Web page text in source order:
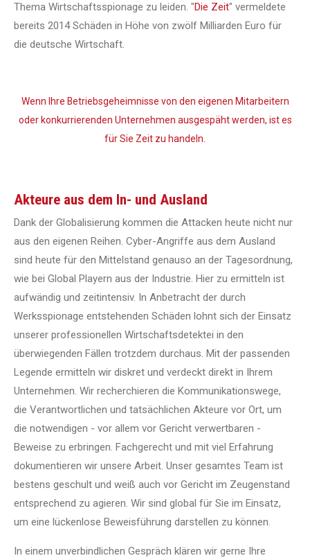
Thema Wirtschaftsspionage zu leiden. "Die Zeit" vermeldete
bereits 2014 Schäden in Höhe von zwölf Milliarden Euro für
die deutsche Wirtschaft.
Wenn Ihre Betriebsgeheimnisse von den eigenen Mitarbeitern
oder konkurrierenden Unternehmen ausgespäht werden, ist es
für Sie Zeit zu handeln.
Akteure aus dem In- und Ausland
Dank der Globalisierung kommen die Attacken heute nicht nur
aus den eigenen Reihen. Cyber-Angriffe aus dem Ausland
sind heute für den Mittelstand genauso an der Tagesordnung,
wie bei Global Playern aus der Industrie. Hier zu ermitteln ist
aufwändig und zeitintensiv. In Anbetracht der durch
Werksspionage entstehenden Schäden lohnt sich der Einsatz
unserer professionellen Wirtschaftsdetektei in den
überwiegenden Fällen trotzdem durchaus. Mit der passenden
Legende ermitteln wir diskret und verdeckt direkt in Ihrem
Unternehmen. Wir recherchieren die Kommunikationswege,
die Verantwortlichen und tatsächlichen Akteure vor Ort, um
die notwendigen - vor allem vor Gericht verwertbaren -
Beweise zu erbringen. Fachgerecht und mit viel Erfahrung
dokumentieren wir unsere Arbeit. Unser gesamtes Team ist
bestens geschult und weiß auch vor Gericht im Zeugenstand
entsprechend zu agieren. Wir sind global für Sie im Einsatz,
um eine lückenlose Beweisführung darstellen zu können.
In einem unverbindlichen Gespräch klären wir gerne Ihre